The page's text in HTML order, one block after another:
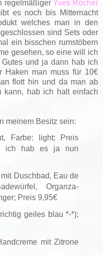
regelmäßigerYves Rocher
es noch bis Mitternacht
welches man in den
sind Sets oder
ein bisschen rumstöbern
gesehen, so eine will ich
und ja dann hab ich
Haken man muss für 10€
flott hin und da man ab
kann, hab ich halt einfach
meinem Besitz sein:
Farbe: light; Preis
ich hab es ja nun
Duschbad, Eau de
Organza-
Preis 9,95€
geiles blau *-*);
mit Zitrone